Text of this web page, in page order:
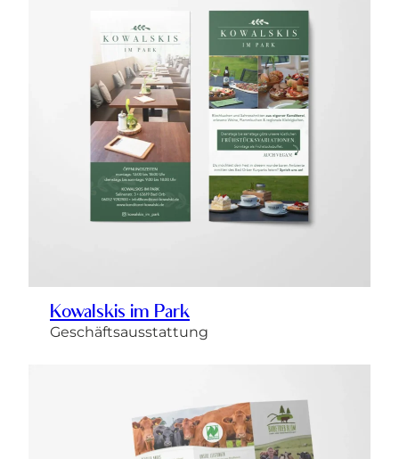
Kowalskis im Park
Geschäftsausstattung